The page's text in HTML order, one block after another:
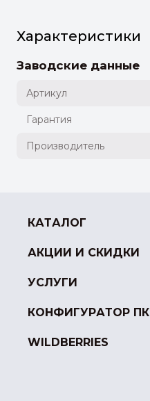
Характеристики
Заводские данные
Артикул
Гарантия
Производитель
КАТАЛОГ
АКЦИИ И СКИДКИ
УСЛУГИ
КОНФИГУРАТОР ПК
WILDBERRIES